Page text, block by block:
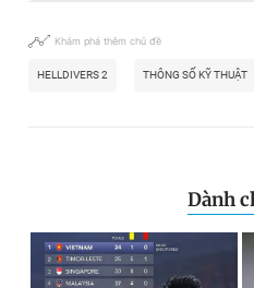
Khám phá thêm chủ đề
HELLDIVERS 2 THÔNG SỐ KỸ THUẬT